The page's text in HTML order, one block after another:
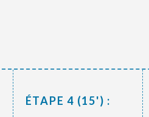
ÉTAPE 4 (15') :